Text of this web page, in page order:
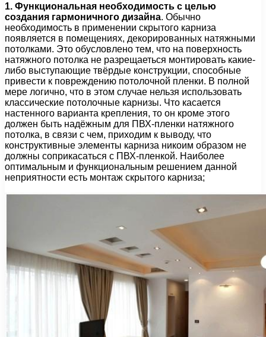
1. Функциональная необходимость с целью
создания гармоничного дизайна. Обычно
необходимость в применении скрытого карниза
появляется в помещениях, декорированных натяжными
потолками. Это обусловлено тем, что на поверхность
натяжного потолка не разрещаеться монтировать какие-
либо выступающие твёрдые конструкции, способные
привести к повреждению потолочной пленки. В полной
мере логично, что в этом случае нельзя использовать
классические потолочные карнизы. Что касается
настенного варианта крепления, то он кроме этого
должен быть надёжным для ПВХ-пленки натяжного
потолка, в связи с чем, приходим к выводу, что
конструктивные элементы карниза никоим образом не
должны соприкасаться с ПВХ-пленкой. Наиболее
оптимальным и функциональным решением данной
неприятности есть монтаж скрытого карниза;